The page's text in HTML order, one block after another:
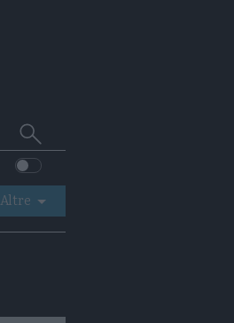
Cerca
su
Trentino
Altre